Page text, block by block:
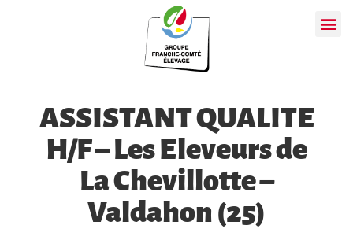
ASSISTANT QUALITE
H/F – Les Eleveurs de
La Chevillotte –
Valdahon (25)